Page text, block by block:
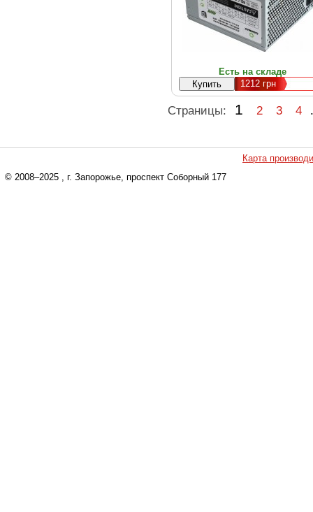
Есть на складе
1212 грн
Страницы: 1 2 3 4
Карта
© 2008–2025 , г. Запорожье, проспект Соборный 177